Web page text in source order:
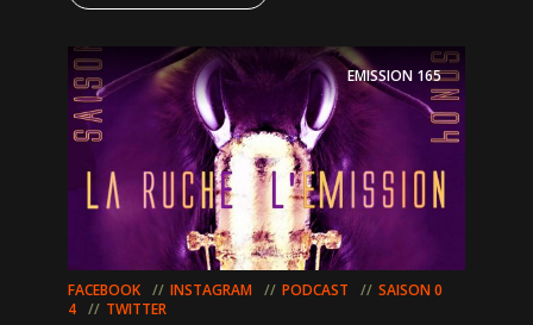
EMISSION 165
FACEBOOK INSTAGRAM PODCAST
SAISON 0
4
TWITTER